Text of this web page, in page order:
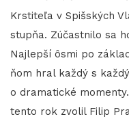
Krstiteľa v Spišských
stupňa. Zúčastnilo sa
Najlepší ôsmi po
ňom hral každý s
o dramatické
tento rok zvolil Filip